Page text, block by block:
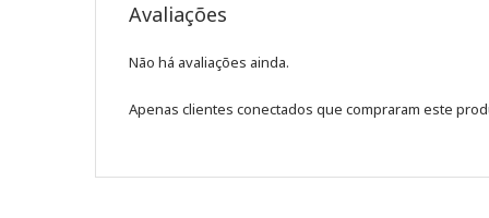
Avaliações
Não há avaliações ainda.
Apenas clientes conectados que compraram este